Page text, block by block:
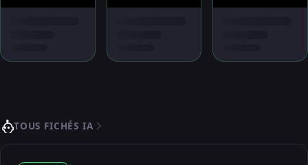
TOUS FICHÉS IA